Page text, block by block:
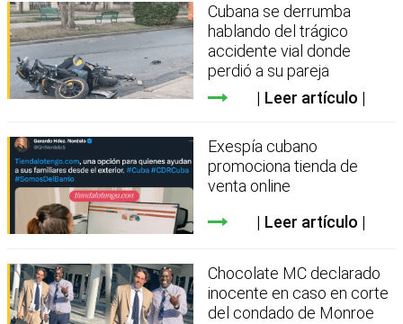
Cubana se derrumba
hablando del trágico
accidente vial donde
perdió a su pareja
Leer artículo
Exespía cubano
promociona tienda de
venta online
Leer artículo
Chocolate MC declarado
inocente en caso en corte
del condado de Monroe